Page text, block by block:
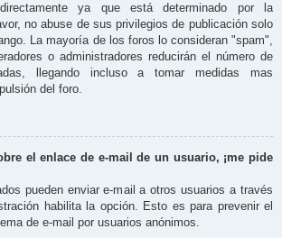
ya que está determinado por la
no abuse de sus privilegios de publicación solo
La mayoría de los foros lo consideran "spam",
o administradores reducirán el número de
llegando incluso a tomar medidas mas
del foro.
el enlace de e-mail de un usuario, ¡me pide
pueden enviar e-mail a otros usuarios a través
habilita la opción. Esto es para prevenir el
de e-mail por usuarios anónimos.